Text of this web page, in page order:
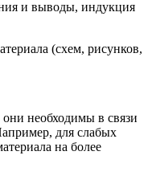
и выводы, индукция
(схем, рисунков,
необходимы в связи
для слабых
на более